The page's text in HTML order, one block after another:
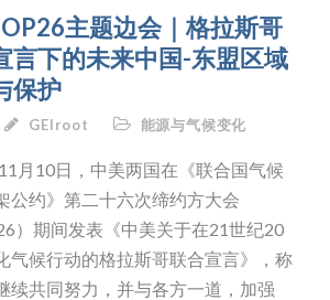
主题边会｜格拉斯哥
言下的未来中国-东盟区域
保护
GEIroot 能源与气候变化
月10日，中美两国在《联合国气候
公约》第二十六次缔约方大会
）期间发表《中美关于在21世纪20
气候行动的格拉斯哥联合宣言》，称
续共同努力，并与各方一道，加强